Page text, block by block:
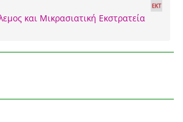
και Μικρασιατική Εκστρατεία